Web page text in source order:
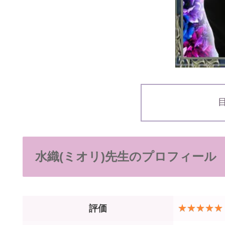
水織(ミオリ)先生のプロフィール
評価